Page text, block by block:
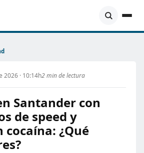
2026 · 10:14h2 min de lectura
Santander con
de speed y
cocaína: ¿Qué